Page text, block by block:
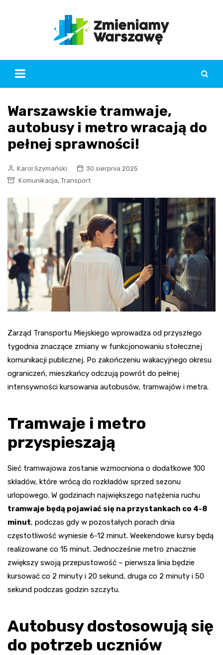
Warszawskie tramwaje,
autobusy i metro wracają do
pełnej sprawności!
Karol Szymański
30 sierpnia 2025
Komunikacja, Transport
Zarząd Transportu Miejskiego wprowadza od przyszłego
tygodnia znaczące zmiany w funkcjonowaniu stołecznej
komunikacji publicznej. Po zakończeniu wakacyjnego okresu
ograniczeń, mieszkańcy odczują powrót do pełnej
intensywności kursowania autobusów, tramwajów i metra.
Tramwaje i metro
przyspieszają
Sieć tramwajowa zostanie wzmocniona o dodatkowe 100
składów, które wrócą do rozkładów sprzed sezonu
urlopowego. W godzinach największego natężenia ruchu
tramwaje będą pojawiać się na przystankach co 4-8
minut, podczas gdy w pozostałych porach dnia
częstotliwość wyniesie 6-12 minut. Weekendowe kursy będą
realizowane co 15 minut. Jednocześnie metro znacznie
zwiększy swoją przepustowość – pierwsza linia będzie
kursować co 2 minuty i 20 sekund, druga co 2 minuty i 50
sekund podczas godzin szczytu.
Autobusy dostosowują się
do potrzeb uczniów